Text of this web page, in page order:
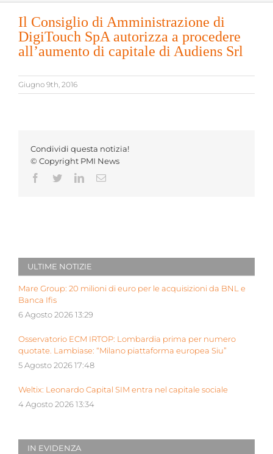
Il Consiglio di Amministrazione di
DigiTouch SpA autorizza a procedere
all’aumento di capitale di Audiens Srl
Giugno 9th, 2016
Condividi questa notizia!
© Copyright PMI News
Facebook
TwitterLinkedInEmail
ULTIME NOTIZIE
Mare Group: 20 milioni di euro per le acquisizioni da BNL e
Banca Ifis
6 Agosto 2026 13:29
Osservatorio ECM IRTOP: Lombardia prima per numero
quotate. Lambiase: “Milano piattaforma europea Siu”
5 Agosto 2026 17:48
Weltix: Leonardo Capital SIM entra nel capitale sociale
4 Agosto 2026 13:34
IN EVIDENZA